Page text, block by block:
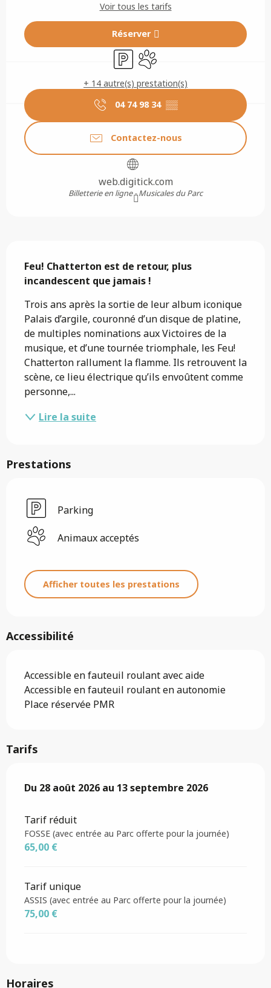
Voir tous les tarifs
Réserver
ParkingAnimaux acceptés
+ 14 autre(s) prestation(s)
04 74 98 34 ▒▒
Contactez-nous
web.digitick.com
Billetterie en ligne - Musicales du Parc
Feu! Chatterton est de retour, plus
incandescent que jamais !
Trois ans après la sortie de leur album iconique
Palais d’argile, couronné d’un disque de platine,
de multiples nominations aux Victoires de la
musique, et d’une tournée triomphale, les Feu!
Chatterton rallument la flamme. Ils retrouvent la
scène, ce lieu électrique qu’ils envoûtent comme
personne,...
Lire la suite
Prestations
Parking
Animaux acceptés
Afficher toutes les prestations
Accessibilité
Accessible en fauteuil roulant avec aide
Accessible en fauteuil roulant en autonomie
Place réservée PMR
Tarifs
Du 28 août 2026 au 13 septembre 2026
Du 28 août 2026 au 13 septembre 2026
Tarif réduit
FOSSE (avec entrée au Parc offerte pour la journée)
65,00 €
Tarif unique
ASSIS (avec entrée au Parc offerte pour la journée)
75,00 €
Horaires